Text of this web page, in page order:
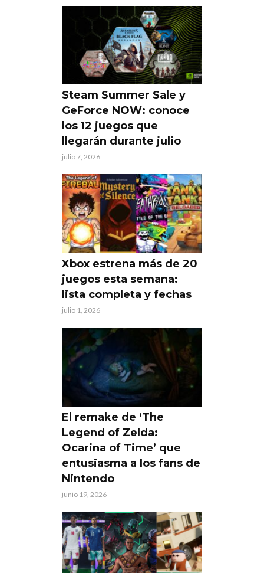
Steam Summer Sale y
GeForce NOW: conoce
los 12 juegos que
llegarán durante julio
julio 7, 2026
Xbox estrena más de 20
juegos esta semana:
lista completa y fechas
julio 1, 2026
El remake de ‘The
Legend of Zelda:
Ocarina of Time’ que
entusiasma a los fans de
Nintendo
junio 19, 2026